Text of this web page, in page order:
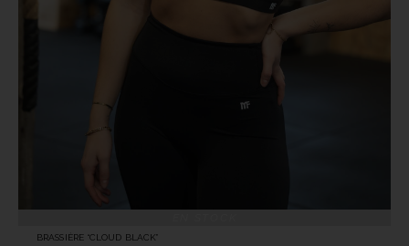
BRASSIÈRE “CLOUD BLACK”